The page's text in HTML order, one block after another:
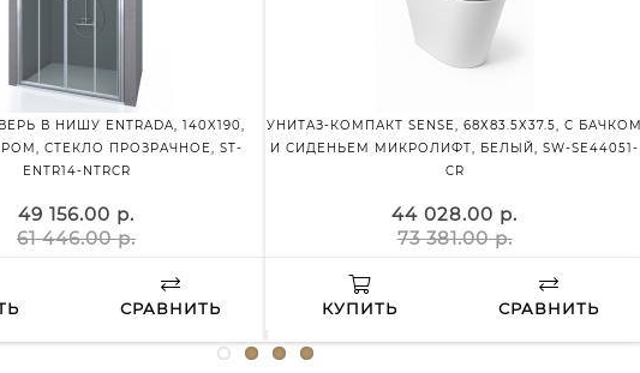
В НИШУ ENTRADA, 140X190,
СТЕКЛО ПРОЗРАЧНОЕ, ST-
ENTR14-NTRCR
49 156.00 р.
61 446.00 р.
СРАВНИТЬ
УНИТАЗ-КОМПАКТ SENSE, 68Х83.5Х37.5, С БАЧКОМ
И СИДЕНЬЕМ МИКРОЛИФТ, БЕЛЫЙ, SW-SE44051-
CR
44 028.00 р.
73 381.00 р.
КУПИТЬ СРАВНИТЬ